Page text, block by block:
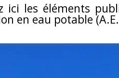
ici les éléments
en eau potable